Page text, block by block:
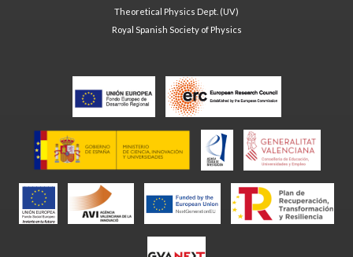
Theoretical Physics Dept. (UV)
Royal Spanish Society of Physics